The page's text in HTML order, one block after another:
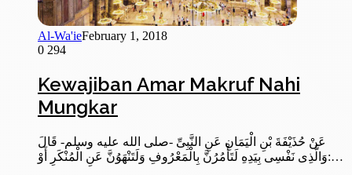
Al-Wa'ieFebruary 1, 2018
0 294
Kewajiban Amar Makruf Nahi
Mungkar
عَنْ حُذَيْفَةَ بْنِ الْيَمَانِ عَنِ النَّبِىِّ -صلى الله عليه وسلم- قَالَ
:وَالَّذِى نَفْسِى بِيَدِهِ لَتَأْمُرُنَّ بِالْمَعْرُوفِ وَلَتَنْهَوُنَّ عَنِ الْمُنْكَرِ أَوْ…